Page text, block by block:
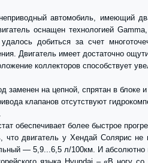
автомобиль, имеющий
оснащен технологией
добиться за счет
Двигатель имеет достаточно
коллекторов способствует
заменен на цепной, спрятан в блоке
клапанов отсутствуют
обеспечивает более быстрое
что двигатель у Хендай Солярис
— 5,9...6,5 л/100км. И абсолютно